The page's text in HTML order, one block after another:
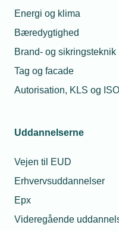
Energi og klima
Bæredygtighed
Brand- og sikringsteknik
Tag og facade
Autorisation, KLS og ISO
Uddannelserne
Vejen til EUD
Erhvervsuddannelser
Epx
Videregående
Læs mere om samme
MitID Erhverv
Relaterede nyheder
på din digitale
indsats